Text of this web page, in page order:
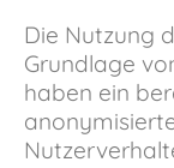
Die Nutzung
Grundlage
haben ein